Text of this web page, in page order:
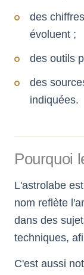
des
évoluent ;
des outils
des
indiquées.
Pourquoi
L'astrolabe
nom reflète
dans des
techniques,
C'est aussi